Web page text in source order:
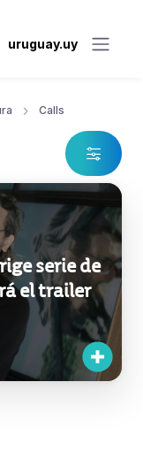
uruguay.uy
Calls
serie de
el trailer